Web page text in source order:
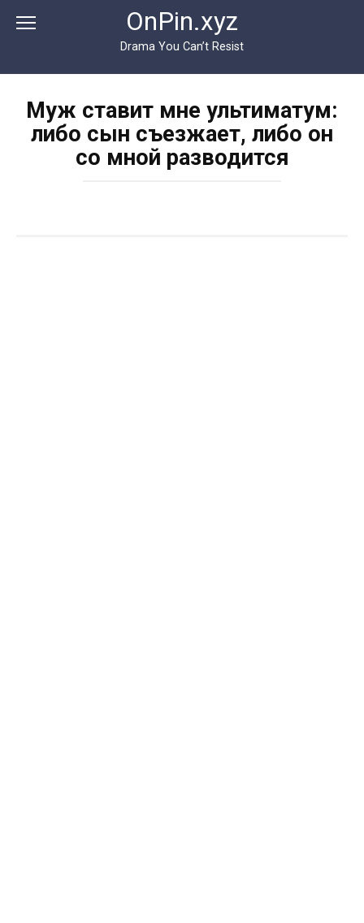
OnPin.xyz
Drama You Can’t Resist
Муж ставит мне ультиматум:
либо сын съезжает, либо он
со мной разводится